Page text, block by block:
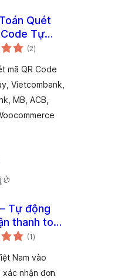
Quét
Code Tự
hàng
(2કુલ
રેટિંગ્સ
)
mã QR Code
Vietcombank,
MB, ACB,
છે
Tự động
thanh toán
ngân
(1કુલ
રેટિંગ્સ
)
Nam vào
nhận đơn